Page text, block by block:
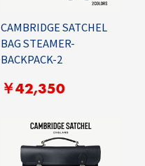
CAMBRIDGE SATCHEL
BAG STEAMER-
BACKPACK-2
￥42,350